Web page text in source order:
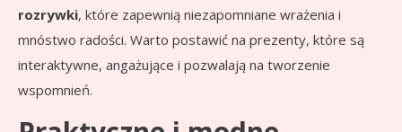
rozrywki, które zapewnią niezapomniane wrażenia i
mnóstwo radości. Warto postawić na prezenty, które są
interaktywne, angażujące i pozwalają na tworzenie
wspomnień.